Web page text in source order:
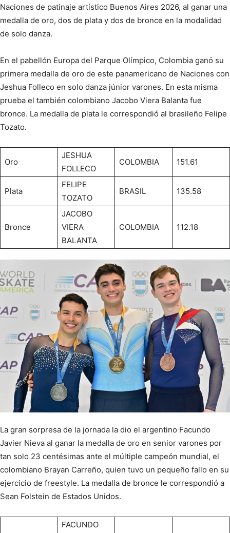
Naciones de patinaje artístico Buenos Aires 2026, al ganar una
medalla de oro, dos de plata y dos de bronce en la modalidad
de solo danza.
En el pabellón Europa del Parque Olímpico, Colombia ganó su
primera medalla de oro de este panamericano de Naciones con
Jeshua Folleco en solo danza júnior varones. En esta misma
prueba el también colombiano Jacobo Viera Balanta fue
bronce. La medalla de plata le correspondió al brasileño Felipe
Tozato.
Oro
JESHUA
FOLLECO
COLOMBIA 151.61
Plata
FELIPE
TOZATO
BRASIL 135.58
Bronce
JACOBO
VIERA
BALANTA
COLOMBIA 112.18
La gran sorpresa de la jornada la dio el argentino Facundo
Javier Nieva al ganar la medalla de oro en senior varones por
tan solo 23 centésimas ante el múltiple campeón mundial, el
colombiano Brayan Carreño, quien tuvo un pequeño fallo en su
ejercicio de freestyle. La medalla de bronce le correspondió a
Sean Folstein de Estados Unidos.
FACUNDO